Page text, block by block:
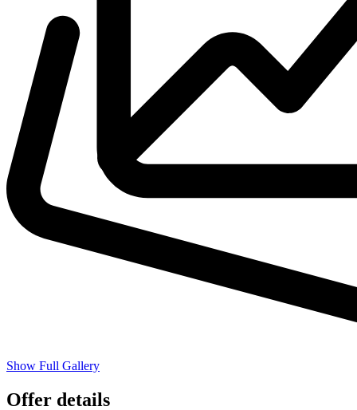
Show Full Gallery
Offer details